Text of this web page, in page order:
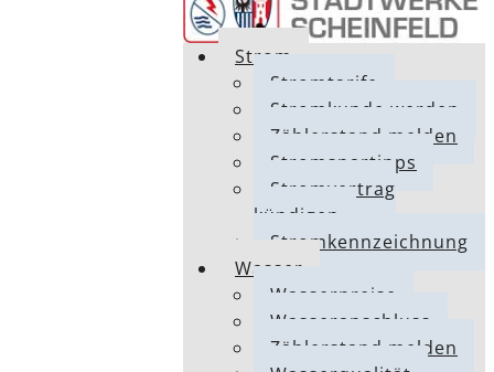
Strom
Stromtarife
Stromkunde werden
Zählerstand melden
Stromspartipps
Stromvertrag
kündigen
Stromkennzeichnung
Wasser
Wasserpreise
Wasseranschluss
Zählerstand melden